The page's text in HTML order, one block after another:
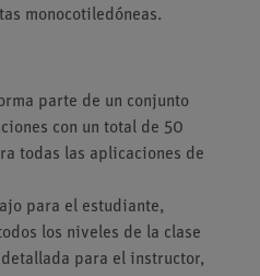
monocotiledóneas.
parte de un conjunto
con un total de 50
todas las aplicaciones de
para el estudiante,
los niveles de la clase
para el instructor,